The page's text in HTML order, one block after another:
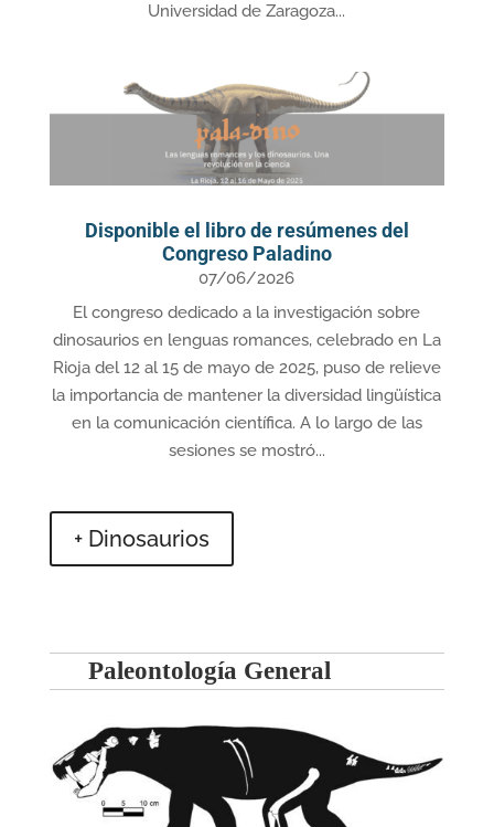
Universidad de Zaragoza...
Disponible el libro de resúmenes del
Congreso Paladino
07/06/2026
El congreso dedicado a la investigación sobre
dinosaurios en lenguas romances, celebrado en La
Rioja del 12 al 15 de mayo de 2025, puso de relieve
la importancia de mantener la diversidad lingüística
en la comunicación científica. A lo largo de las
sesiones se mostró...
+ Dinosaurios
Paleontología General